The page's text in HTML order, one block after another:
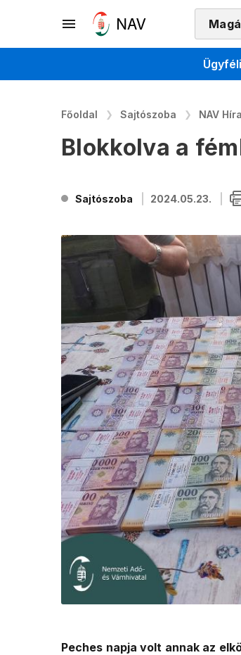
Főoldal Sajtószoba NAV
Blokkolva a
Sajtószoba 2024.05.23.
Peches napja volt annak az